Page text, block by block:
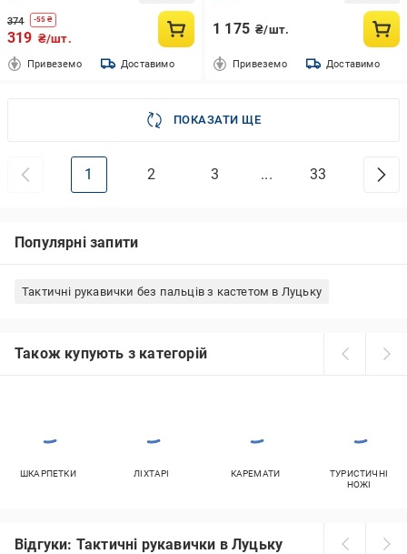
374 -55 ₴
319 ₴/шт.
Привеземо Доставимо
1 175 ₴/шт.
Привеземо Доставимо
ПОКАЗАТИ ЩЕ
1 2 3 ... 33
Популярні запити
Тактичні рукавички без пальців з кастетом в Луцьку
Також купують з категорій
ШКАРПЕТКИ ЛІХТАРІ КАРЕМАТИ
ТУРИСТИЧНІ
НОЖІ
Відгуки: Тактичні рукавички в Луцьку